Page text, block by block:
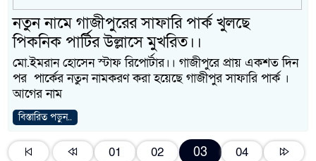
নতুন নামে গাজীপুরের সাফারি পার্ক খুলছে
পিকনিক পার্টির উল্লাসে মুখরিত।।
মো.ইমরান হোসেন স্টাফ রিপোর্টার।। গাজীপুরে প্রায় একশত দিন
পর পার্কের নতুন নামকরণ করা হয়েছে গাজীপুর সাফারি পার্ক ।
আগের নাম
বিস্তারিত পড়ুন..
01 02 03 04